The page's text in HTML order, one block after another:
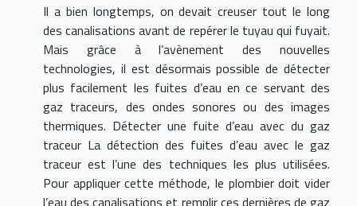
Il a bien longtemps, on devait creuser tout le long
des canalisations avant de repérer le tuyau qui fuyait.
Mais grâce à l’avènement des nouvelles
technologies, il est désormais possible de détecter
plus facilement les fuites d’eau en ce servant des
gaz traceurs, des ondes sonores ou des images
thermiques. Détecter une fuite d’eau avec du gaz
traceur La détection des fuites d’eau avec le gaz
traceur est l’une des techniques les plus utilisées.
Pour appliquer cette méthode, le plombier doit vider
l’eau des canalisations et remplir ces dernières de gaz